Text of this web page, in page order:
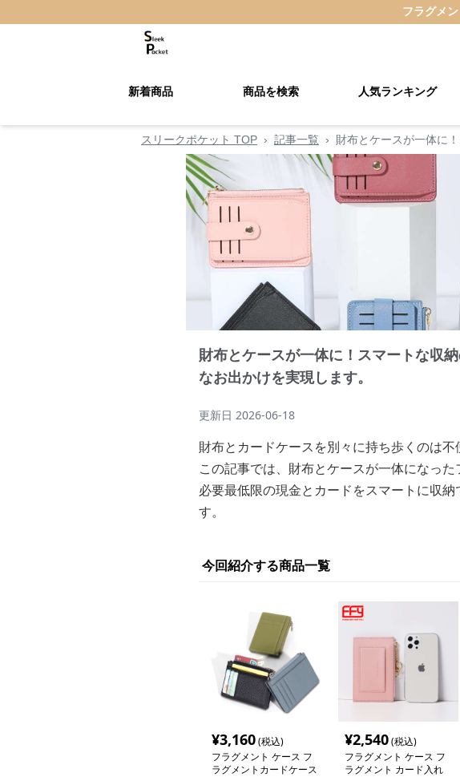
フラグメ
新着商品 商品を検索 人気ランキング
スリークポケット TOP › 記事一覧 › 財布とケースが一体に
財布とケースが一体に！スマートな収
なお出かけを実現します。
更新日 2026-06-18
財布とカードケースを別々に持ち歩くのは不
この記事では、財布とケースが一体になっ
必要最低限の現金とカードをスマートに収
す。
今回紹介する商品一覧
¥3,160(税込)
フラグメント ケース フ
ラグメントカードケース
¥2,540(税込)
フラグメント ケース フ
ラグメント カード入れ